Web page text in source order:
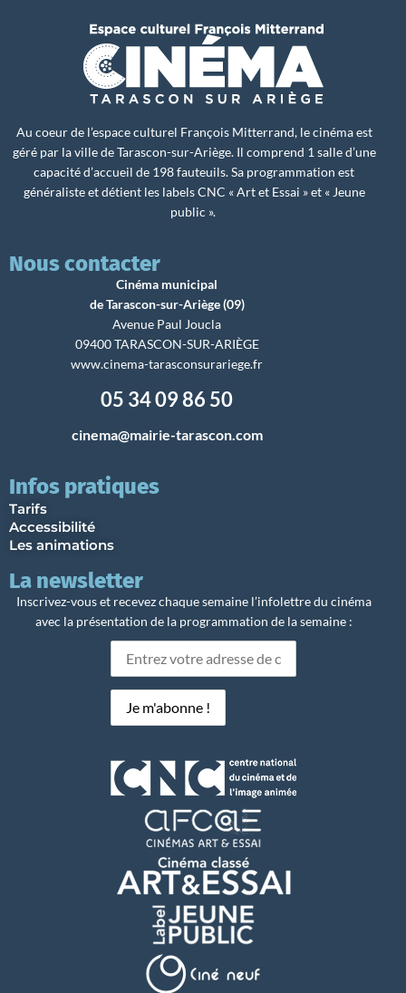
Au coeur de l’espace culturel François Mitterrand, le cinéma est
géré par la ville de Tarascon-sur-Ariège. Il comprend 1 salle d’une
capacité d’accueil de 198 fauteuils. Sa programmation est
généraliste et détient les labels CNC « Art et Essai » et « Jeune
public ».
Nous contacter
Cinéma municipal
de Tarascon-sur-Ariège (09)
Avenue Paul Joucla
09400 TARASCON-SUR-ARIÈGE
www.cinema-tarasconsurariege.fr
05 34 09 86 50
cinema@mairie-tarascon.com
Infos pratiques
Tarifs
Accessibilité
Les animations
La newsletter
Inscrivez-vous et recevez chaque semaine l’infolettre du cinéma
avec la présentation de la programmation de la semaine :